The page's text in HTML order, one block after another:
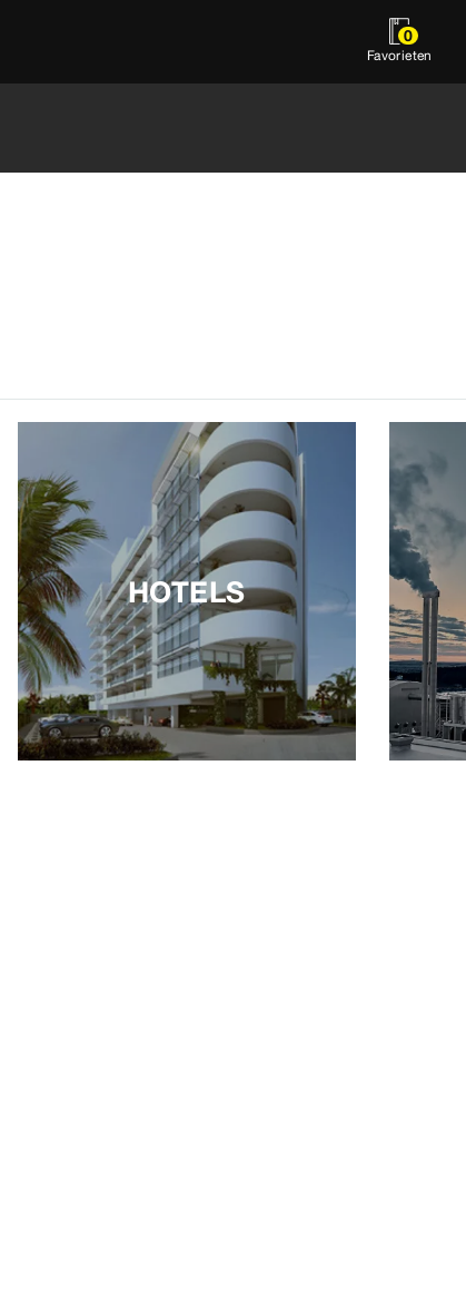
0
Favorieten
HOTELS